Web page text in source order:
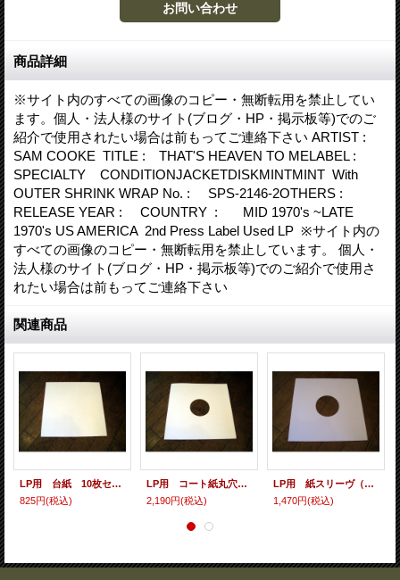
商品詳細
※サイト内のすべての画像のコピー・無断転用を禁止してい
ます。個人・法人様のサイト(ブログ・HP・掲示板等)でのご
紹介で使用されたい場合は前もってご連絡下さい ARTIST :
SAM COOKE TITLE : THAT'S HEAVEN TO MELABEL :
SPECIALTY CONDITIONJACKETDISKMINTMINT With
OUTER SHRINK WRAP No. : SPS-2146-2OTHERS :
RELEASE YEAR : COUNTRY : MID 1970's ~LATE
1970's US AMERICA 2nd Press Label Used LP ※サイト内の
すべての画像のコピー・無断転用を禁止しています。 個人・
法人様のサイト(ブログ・HP・掲示板等)でのご紹介で使用さ
れたい場合は前もってご連絡下さい
関連商品
LP用 台紙 10枚セット
825円(税込)
LP用 コート紙丸穴ジャケ 10枚セット
2,190円(税込)
LP用 紙スリーヴ（レギュラー 四角の角） 10枚セット
1,470円(税込)